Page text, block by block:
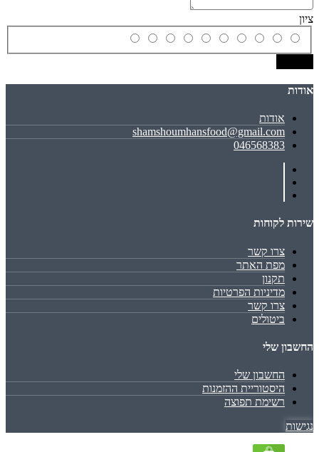
ציון
אודות
אודות
shamshoumhansfood@gmail.com
046568383
שירות לקוחות
צרו קשר
מפת האתר
תקנון
מדיניות הפרטיות
צרו קשר
ביטולים
החשבון שלי
החשבון שלי
היסטוריית ההזמנות
רשימת תפוצה
נגישות